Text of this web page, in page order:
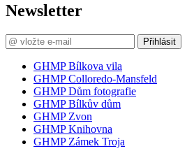
Newsletter
Přihlásit
GHMP Bílkova vila
GHMP Colloredo-Mansfeld
GHMP Dům fotografie
GHMP Bílkův dům
GHMP Zvon
GHMP Knihovna
GHMP Zámek Troja